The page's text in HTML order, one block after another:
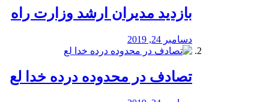
بازدید مدیران ارشد وزارت راه
دسامبر 24, 2019
تصادف در محدوده درده خدا لع